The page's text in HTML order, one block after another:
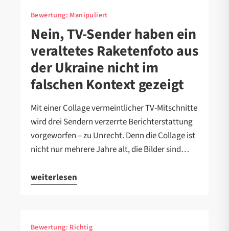
Bewertung: Manipuliert
Nein, TV-Sender haben ein
veraltetes Raketenfoto aus
der Ukraine nicht im
falschen Kontext gezeigt
Mit einer Collage vermeintlicher TV-Mitschnitte
wird drei Sendern verzerrte Berichterstattung
vorgeworfen – zu Unrecht. Denn die Collage ist
nicht nur mehrere Jahre alt, die Bilder sind…
weiterlesen
Bewertung: Richtig